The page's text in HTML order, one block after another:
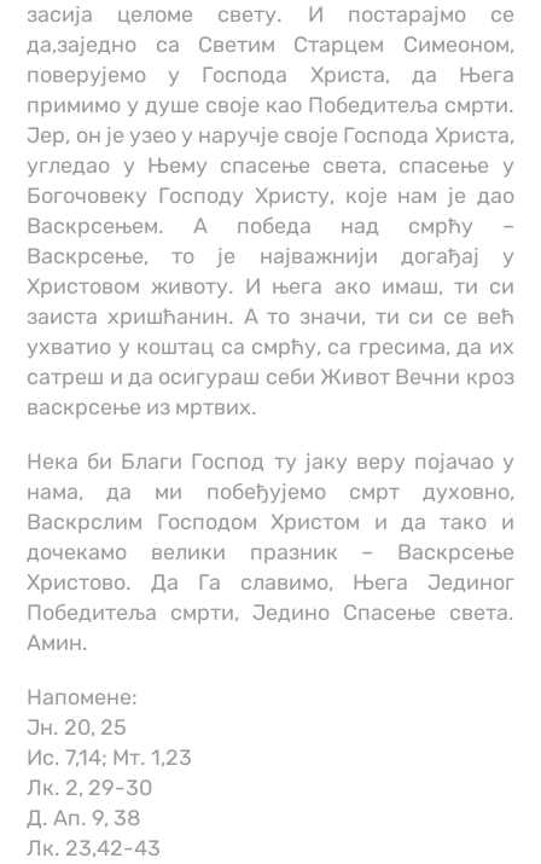
засија целоме свету. И постарајмо се
да,заједно са Светим Старцем Симеоном,
поверујемо у Господа Христа, да Њега
примимо у душе своје као Победитеља смрти.
Јер, он је узео у наручје своје Господа Христа,
угледао у Њему спасење света, спасење у
Богочовеку Господу Христу, које нам је дао
Васкрсењем. А победа над смрћу –
Васкрсење, то је најважнији догађај у
Христовом животу. И њега ако имаш, ти си
заиста хришћанин. А то значи, ти си се већ
ухватио у коштац са смрћу, са гресима, да их
сатреш и да осигураш себи Живот Вечни кроз
васкрсење из мртвих.
Нека би Благи Господ ту јаку веру појачао у
нама, да ми побеђујемо смрт духовно,
Васкрслим Господом Христом и да тако и
дочекамо велики празник – Васкрсење
Христово. Да Га славимо, Њега Јединог
Победитеља смрти, Једино Спасење света.
Амин.
Напомене:
Jн. 20, 25
Иc. 7,14; Mт. 1,23
Лк. 2, 29-30
Д. Ап. 9, 38
Лк. 23,42-43